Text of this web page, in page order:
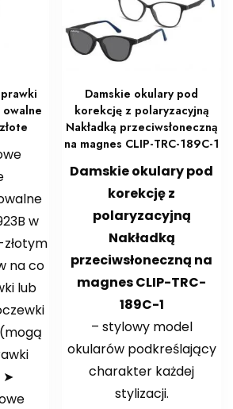
w
na co
lub
➤
Damskie okulary pod
korekcję z polaryzacyjną
Nakładką przeciwsłoneczną
na magnes CLIP-TRC-189C-1
Damskie okulary pod
korekcję z
polaryzacyjną
Nakładką
przeciwsłoneczną na
magnes CLIP-TRC-
189C-1
– stylowy model
okularów podkreślający
charakter każdej
stylizacji.